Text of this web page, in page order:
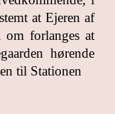
at Ejeren af
forlanges at
hørende
til Stationen